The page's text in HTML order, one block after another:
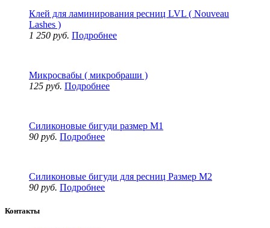
Клей для ламинирования ресниц LVL ( Nouveau
Lashes )
1 250 руб. Подробнее
Микросвабы ( микробраши )
125 руб. Подробнее
Силиконовые бигуди размер M1
90 руб. Подробнее
Силиконовые бигуди для ресниц Размер М2
90 руб. Подробнее
Контакты